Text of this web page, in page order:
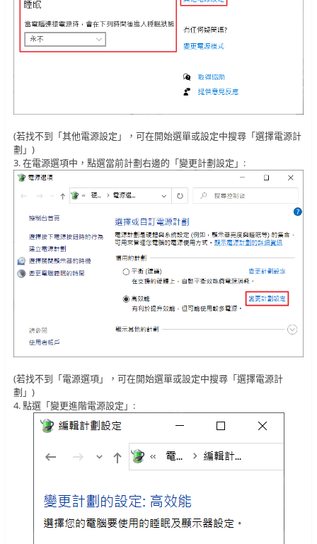
(若找不到「其他電源設定」，可在開始選單或設定中搜尋「選擇電源計
劃」)
3. 在電源選項中，點選當前計劃右邊的「變更計劃設定」:
(若找不到「電源選項」，可在開始選單或設定中搜尋「選擇電源計
劃」)
4. 點選「變更進階電源設定」: